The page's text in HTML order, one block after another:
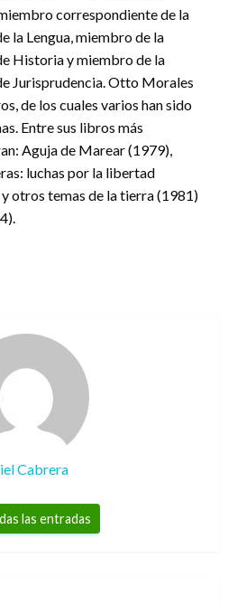
correspondiente de la
la Lengua, miembro de la
Historia y miembro de la
Jurisprudencia. Otto Morales
de los cuales varios han sido
Entre sus libros más
Aguja de Marear (1979),
luchas por la libertad
otros temas de la tierra (1981)
Cabrera
las entradas